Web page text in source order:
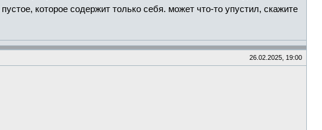
которое содержит только себя. может что-то упустил, скажите
26.02.2025, 19:00